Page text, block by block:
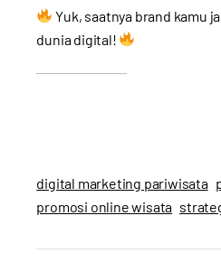
Yuk, saatnya brand kamu
dunia digital!
digital marketing pariwisata
promosi online wisata